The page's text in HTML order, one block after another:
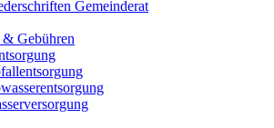
Gemeinderat
Gebühren